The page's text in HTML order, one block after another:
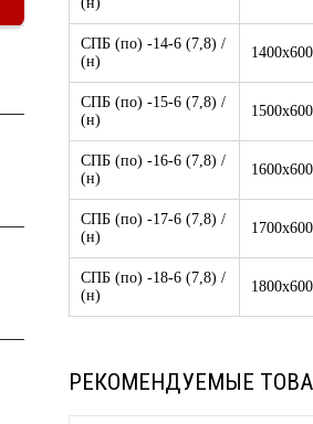
СПБ (по) -14-6 (7,8) /
(н)
СПБ (по) -15-6 (7,8) /
(н)
СПБ (по) -16-6 (7,8) /
(н)
СПБ (по) -17-6 (7,8) /
(н)
СПБ (по) -18-6 (7,8) /
(н)
РЕКОМЕНДУЕМЫЕ